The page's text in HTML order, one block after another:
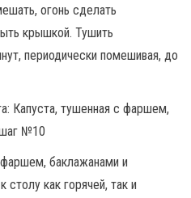
огонь сделать
крышкой. Тушить
периодически помешивая, до
баклажанами и
как горячей, так и